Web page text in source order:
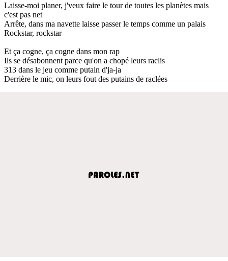
Laisse-moi planer, j'veux faire le tour de toutes les planètes mais
c'est pas net
Arrête, dans ma navette laisse passer le temps comme un palais
Rockstar, rockstar
Et ça cogne, ça cogne dans mon rap
Ils se désabonnent parce qu'on a chopé leurs raclis
313 dans le jeu comme putain d'ja-ja
Derrière le mic, on leurs fout des putains de raclées